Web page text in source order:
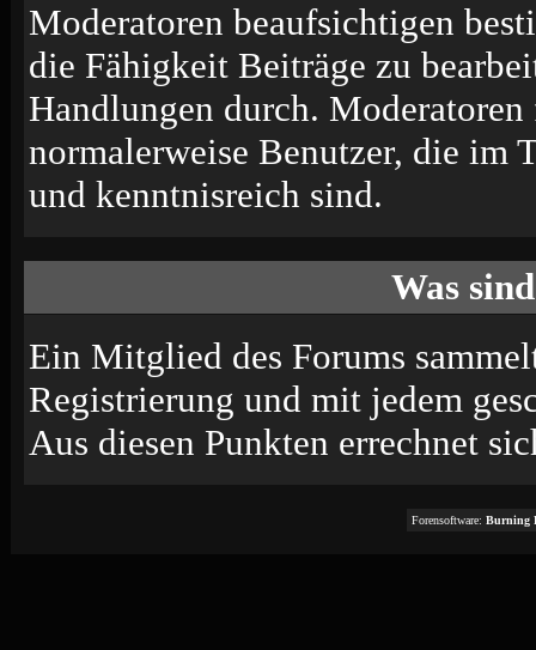
Moderatoren beaufsichtigen
die Fähigkeit Beiträge zu
Handlungen durch.
normalerweise Benutzer, die im
und kenntnisreich sind.
Was
Ein Mitglied des Forums
Registrierung und mit jedem
Aus diesen Punkten errechnet
Forensoftware: Burning